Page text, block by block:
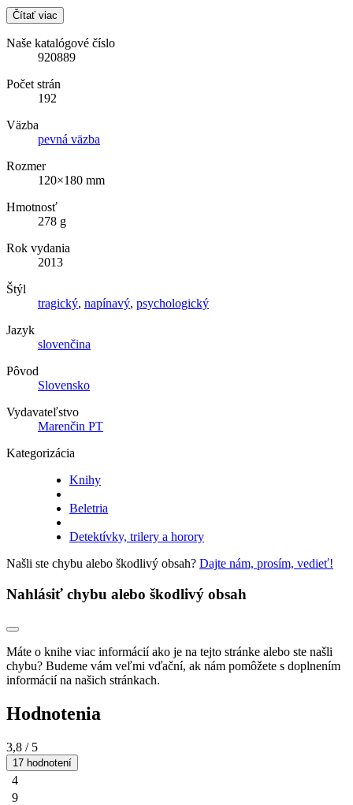
Čítať viac
Naše katalógové číslo
920889
Počet strán
192
Väzba
pevná väzba
Rozmer
120×180 mm
Hmotnosť
278 g
Rok vydania
2013
Štýl
tragický, napínavý, psychologický
Jazyk
slovenčina
Pôvod
Slovensko
Vydavateľstvo
Marenčin PT
Kategorizácia
Knihy
Beletria
Detektívky, trilery a horory
Našli ste chybu alebo škodlivý obsah? Dajte nám, prosím, vedieť!
Nahlásiť chybu alebo škodlivý obsah
Máte o knihe viac informácií ako je na tejto stránke alebo ste našli
chybu? Budeme vám veľmi vďační, ak nám pomôžete s doplnením
informácií na našich stránkach.
Hodnotenia
3,8 / 5
17 hodnotení
4
9